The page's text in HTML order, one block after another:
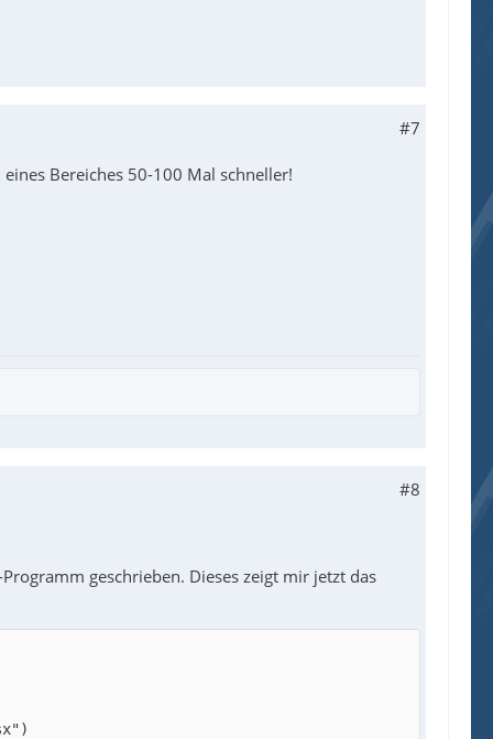
#7
Bereiches 50-100 Mal schneller!
#8
geschrieben. Dieses zeigt mir jetzt das